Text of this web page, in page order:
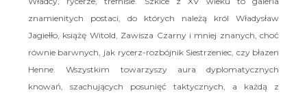
znamienitych postaci, do których należą król Władysław
Jagiełło, książę Witold, Zawisza Czarny i mniej znanych, choć
równie barwnych, jak rycerz-rozbójnik Siestrzeniec, czy błazen
Henne. Wszystkim towarzyszy aura dyplomatycznych
knowań, szachujących posunięć taktycznych, a każdą z